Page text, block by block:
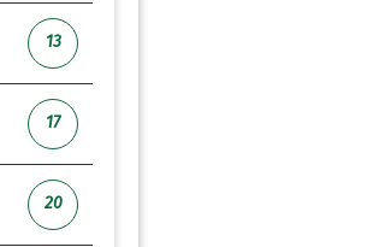
13
17
20